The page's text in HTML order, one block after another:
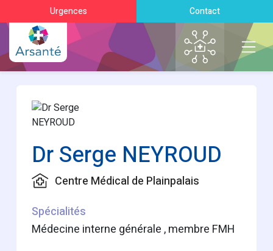
Urgences Contact
Dr Serge NEYROUD
Centre Médical de Plainpalais
Spécialités
Médecine interne générale , membre FMH